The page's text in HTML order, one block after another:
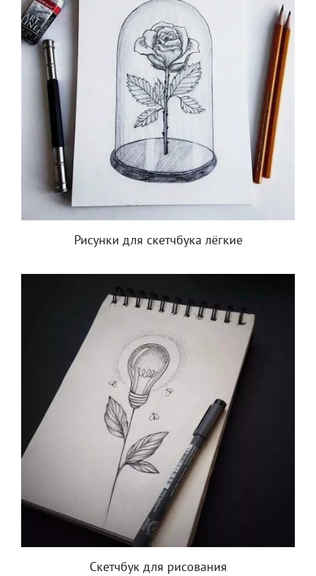
Рисунки для скетчбука лёгкие
Скетчбук для рисования